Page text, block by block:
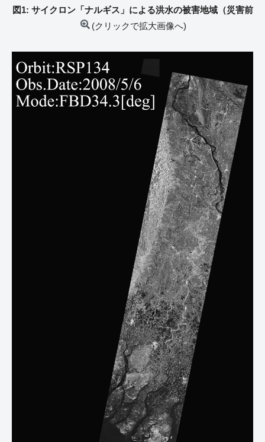
図1: サイクロン「ナルギス」による洪水の被害地域（災害前
(クリックで拡大画像へ)